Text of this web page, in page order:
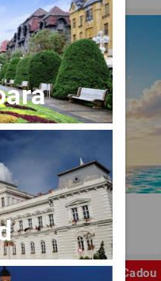
IV
Cadou